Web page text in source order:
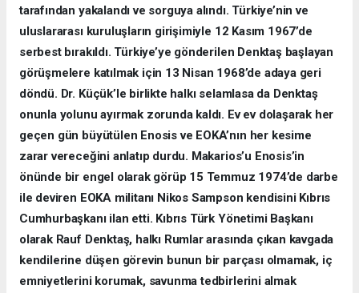
tarafından yakalandı ve sorguya alındı. Türkiye’nin ve
uluslararası kuruluşların girişimiyle 12 Kasım 1967’de
serbest bırakıldı. Türkiye’ye gönderilen Denktaş başlayan
görüşmelere katılmak için 13 Nisan 1968’de adaya geri
döndü. Dr. Küçük’le birlikte halkı selamlasa da Denktaş
onunla yolunu ayırmak zorunda kaldı. Ev ev dolaşarak her
geçen gün büyütülen Enosis ve EOKA’nın her kesime
zarar vereceğini anlatıp durdu. Makarios’u Enosis’in
önünde bir engel olarak görüp 15 Temmuz 1974’de darbe
ile deviren EOKA militanı Nikos Sampson kendisini Kıbrıs
Cumhurbaşkanı ilan etti. Kıbrıs Türk Yönetimi Başkanı
olarak Rauf Denktaş, halkı Rumlar arasında çıkan kavgada
kendilerine düşen görevin bunun bir parçası olmamak, iç
emniyetlerini korumak, savunma tedbirlerini almak